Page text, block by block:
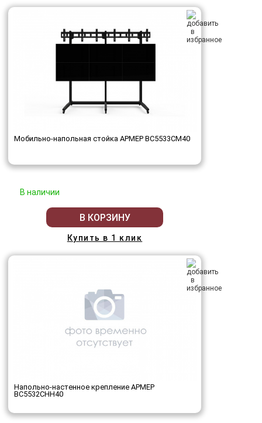
Мобильно-напольная стойка АРМЕР ВС5533СМ40
В наличии
В КОРЗИНУ
Купить в 1 клик
Напольно-настенное крепление АРМЕР
ВС5532СНН40